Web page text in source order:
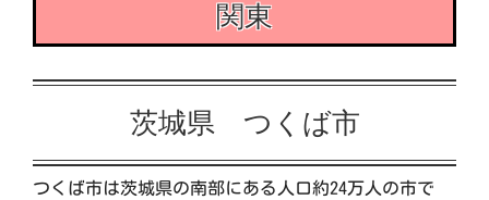
関東
茨城県 つくば市
つくば市は茨城県の南部にある人口約24万人の市で